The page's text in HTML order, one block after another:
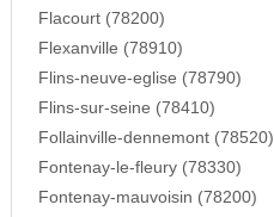
Flacourt (78200)
Flexanville (78910)
Flins-neuve-eglise (78790)
Flins-sur-seine (78410)
Follainville-dennemont (78520)
Fontenay-le-fleury (78330)
Fontenay-mauvoisin (78200)